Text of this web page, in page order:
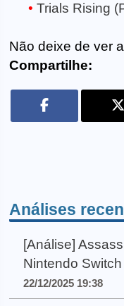
Trials Rising
Não deixe de ver a
Compartilhe:
Análises
[Análise]
Nintendo Switch
22/12/2025 19:38